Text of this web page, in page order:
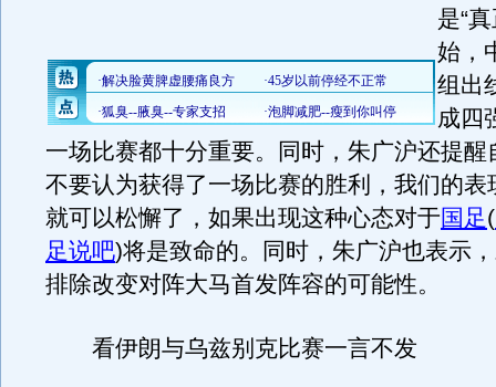
是“
始，
组出
成四
一场比赛都十分重要。同时，朱广沪还提醒
不要认为获得了一场比赛的胜利，我们的表
就可以松懈了，如果出现这种心态对于国足(
足说吧)将是致命的。同时，朱广沪也表示
排除改变对阵大马首发阵容的可能性。
看伊朗与乌兹别克比赛一言不发